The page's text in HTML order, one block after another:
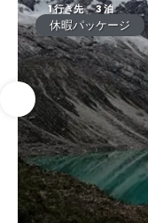
1 行き先 3 泊
休暇パッケージ